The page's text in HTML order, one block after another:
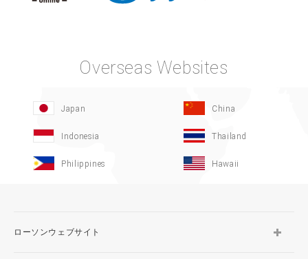
Overseas Websites
Japan China
Indonesia Thailand
Philippines Hawaii
ローソンウェブサイト